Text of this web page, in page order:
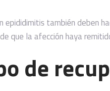
también deben
que la afección haya
de